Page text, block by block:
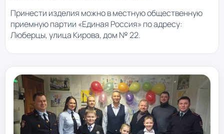
Принести изделия можно в местную общественную
приемную партии «Единая Россия» по адресу:
Люберцы, улица Кирова, дом № 22.